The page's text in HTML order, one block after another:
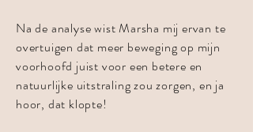
Na de analyse wist Marsha mij ervan te
overtuigen dat meer beweging op mijn
voorhoofd juist voor een betere en
natuurlijke uitstraling zou zorgen, en ja
hoor, dat klopte!